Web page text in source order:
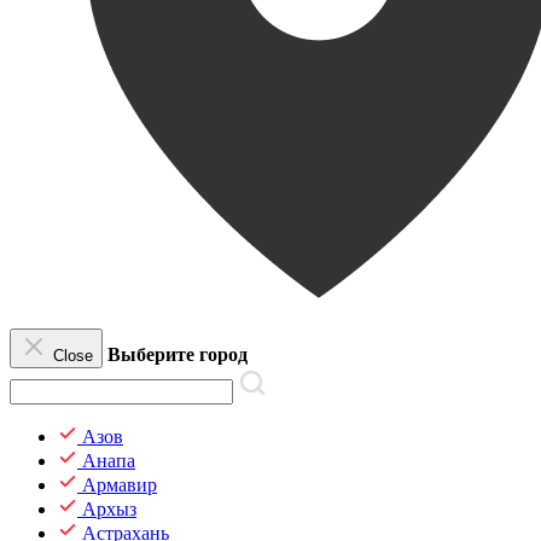
Close Выберите город
Азов
Анапа
Армавир
Архыз
Астрахань